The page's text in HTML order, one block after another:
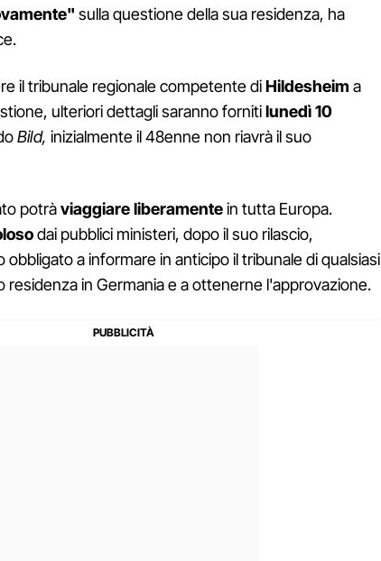
sulla questione della sua residenza, ha
il tribunale regionale competente diHildesheim a
ulteriori dettagli saranno fornitilunedì 10
Bild, inizialmente il 48enne non riavrà il suo
potràviaggiare liberamentein tutta Europa.
dai pubblici ministeri, dopo il suo rilascio,
a informare in anticipo il tribunale di qualsiasi
residenza in Germania e a ottenerne l'approvazione.